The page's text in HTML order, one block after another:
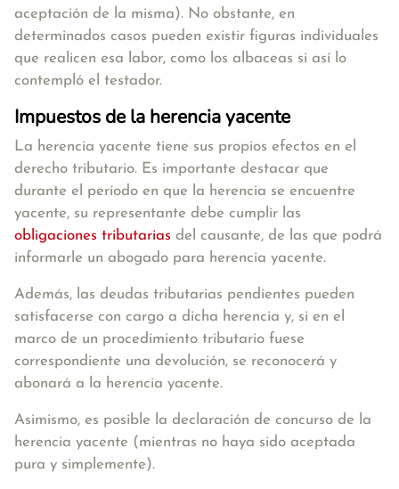
aceptación de la misma). No obstante, en
determinados casos pueden existir figuras individuales
que realicen esa labor, como los albaceas si así lo
contempló el testador.
Impuestos de la herencia yacente
La herencia yacente tiene sus propios efectos en el
derecho tributario. Es importante destacar que
durante el período en que la herencia se encuentre
yacente, su representante debe cumplir las
obligaciones tributarias del causante, de las que podrá
informarle un abogado para herencia yacente.
Además, las deudas tributarias pendientes pueden
satisfacerse con cargo a dicha herencia y, si en el
marco de un procedimiento tributario fuese
correspondiente una devolución, se reconocerá y
abonará a la herencia yacente.
Asimismo, es posible la declaración de concurso de la
herencia yacente (mientras no haya sido aceptada
pura y simplemente).